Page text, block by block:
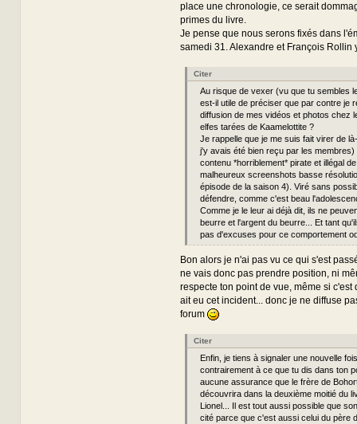
place une chronologie, ce serait
primes du livre.
Je pense que nous serons fixés dans
samedi 31. Alexandre et François Rollin
Citer
Au risque de vexer (vu que tu sembles
est-il utile de préciser que par contre je
diffusion de mes vidéos et photos chez
elfes tarées de Kaamelottite ?
Je rappelle que je me suis fait virer de
j'y avais été bien reçu par les membres)
contenu *horriblement* pirate et illégal
malheureux screenshots basse
épisode de la saison 4). Viré sans
défendre, comme c'est beau
Comme je le leur ai déjà dit, ils ne
beurre et l'argent du beurre... Et tant
pas d'excuses pour ce comportement
Bon alors je n'ai pas vu ce qui s'est
ne vais donc pas prendre position, ni
respecte ton point de vue, même si c'est
ait eu cet incident... donc je ne diffuse
forum
Citer
Enfin, je tiens à signaler une nouvelle
contrairement à ce que tu dis dans ton
aucune assurance que le frère de
découvrira dans la deuxième moitié du
Lionel... Il est tout aussi possible que
cité parce que c'est aussi celui du père